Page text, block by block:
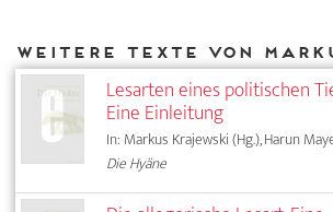
Lesarten eines politischen
Eine Einleitung
In: Markus Krajewski (Hg.), Harun
Die Hyäne